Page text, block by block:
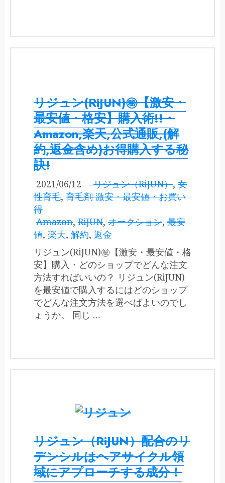
リジュン(RiJUN)㊙【激安・
最安値・格安】購入術!!・
Amazon,楽天,公式通販,(解
約,返金含め)お得購入する秘
訣!
2021/06/12 –リジュン（RiJUN）, 女
性育毛, 育毛剤 激安・最安値・お買い
得
Amazon, RiJUN, オークション, 最安
値, 楽天, 解約, 返金
リジュン(RiJUN)㊙【激安・最安値・格
安】購入・どのショップでどんな注文
方法すればいいの？ リジュン(RiJUN)
を最安値で購入するにはどのショップ
でどんな注文方法を選べばよいのでし
ょうか。 同じ …
リジュン（RiJUN）配合のリ
デンシルはヘアサイクル領
域にアプローチする成分！